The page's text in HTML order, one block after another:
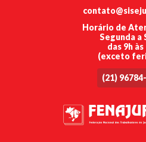
Horário de
Segunda a
das 9h às
(exceto
(21)